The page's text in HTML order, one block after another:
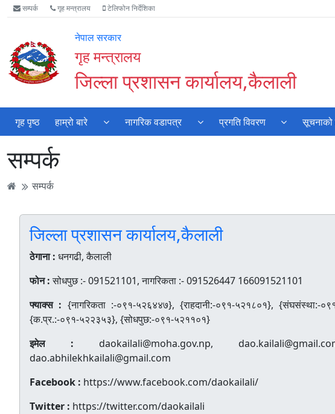
Accessibility
Mode
गर्नुहोस्
मुख्य
सामाग्री
मुख्य
नेभिगेसन
वेबसाइट
खोजमा
सम्पर्क गृह मन्त्रालय टेलिफोन निर्देशिका
नेपाल सरकार
गृह मन्त्रालय
जिल्ला प्रशासन कार्यालय,कैलाली
गृह पृष्ठ हाम्रो बारे नागरिक वडापत्र प्रगति विवरण
सम्पर्क
सम्पर्क
जिल्ला प्रशासन कार्यालय,कैलाली
ठेगाना : धनगढी, कैलाली
फोन :सोधपुछ :- 091521101, नागरिकता :- 091526447 166091521101
फ्याक्स : {नागरिकता :-०९१-५२६४४७}, {राहदानी:-०९१-५२१८०१}, {संघसंस्था:-
{क.प्र.:-०९१-५२२३५३}, {सोधपुछ:-०९१-५२११०१}
इमेल : daokailali@moha.gov.np,
dao.abhilekhkailali@gmail.com
Facebook : https://www.facebook.com/daokailali/
Twitter : https://twitter.com/daokailali